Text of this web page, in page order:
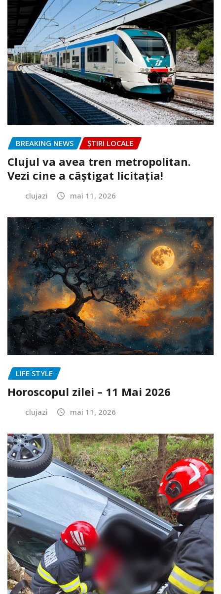
BREAKING NEWS ȘTIRI LOCALE
Clujul va avea tren metropolitan.
Vezi cine a câștigat licitația!
clujazi mai 11, 2026
LIFE STYLE
Horoscopul zilei – 11 Mai 2026
clujazi mai 11, 2026